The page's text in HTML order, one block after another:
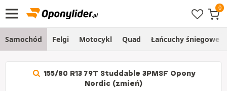
Samochód Felgi Motocykl Quad Łańcuchy śniegowe
155/80 R13 79T Studdable 3PMSF Opony
Nordic (zmień)